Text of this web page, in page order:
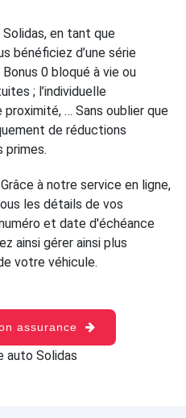
Solidas, en tant que
bénéficiez d’une série
0 bloqué à vie ou
; l’individuelle
… Sans oublier que
de réductions
primes.
à notre service en ligne,
les détails de vos
et date d'échéance
ainsi gérer ainsi plus
votre véhicule.
assurance